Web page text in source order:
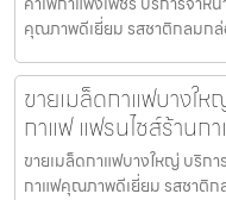
คุณภาพดีเยี่ยม รสชาติกลมกล่
ขายเมล็ดกาแฟบางใ
กาแฟ แฟรนไชส์ร้านก
ขายเมล็ดกาแฟบางใหญ่ บริก
กาแฟคุณภาพดีเยี่ยม รสชาติก